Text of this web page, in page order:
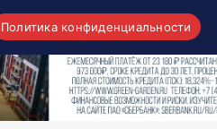
Политика конфиденциальности